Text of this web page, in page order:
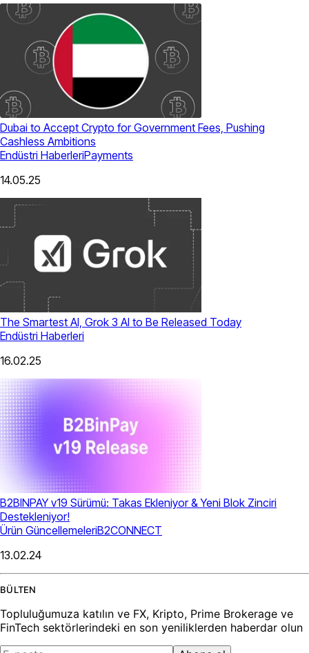
Dubai to Accept Crypto for Government Fees, Pushing
Cashless Ambitions
Endüstri HaberleriPayments
14.05.25
The Smartest AI, Grok 3 AI to Be Released Today
Endüstri Haberleri
16.02.25
B2BINPAY v19 Sürümü: Takas Ekleniyor & Yeni Blok Zinciri
Destekleniyor!
Ürün GüncellemeleriB2CONNECT
13.02.24
BÜLTEN
Topluluğumuza katılın ve FX, Kripto, Prime Brokerage ve
FinTech sektörlerindeki en son yeniliklerden haberdar olun